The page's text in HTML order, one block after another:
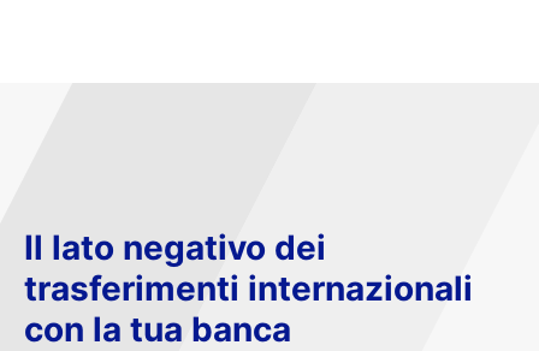
Il lato negativo dei
trasferimenti internazionali
con la tua banca